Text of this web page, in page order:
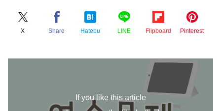
X Share Hatebu LINE Flipboard Pinterest
If you like this article